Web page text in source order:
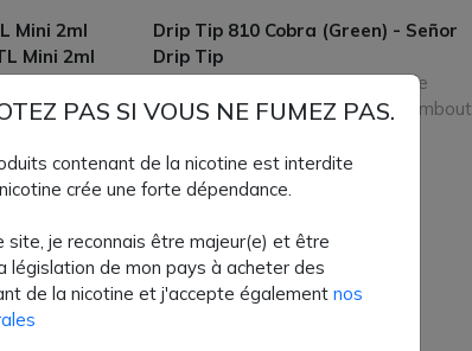
Mini 2ml
Mini 2ml
capacité
de
Drip Tip 810 Cobra (Green) - Señor
Drip Tip
Vous voulez changer le drip tip de
votre e-cigarette DTL avec un embout
2,90 €
PAS SI VOUS NE FUMEZ PAS.
contenant de la nicotine est interdite
crée une forte dépendance.
site, je reconnais être majeur(e) et être
législation de mon pays à acheter des
de la nicotine et j'accepte également nos